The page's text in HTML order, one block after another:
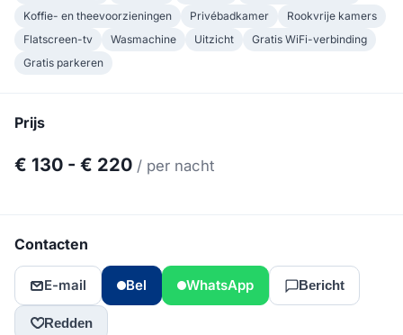
Koffie- en theevoorzieningen
Privébadkamer
Rookvrije kamers
Flatscreen-tv
Wasmachine Uitzicht
Gratis WiFi-verbinding
Gratis parkeren
Prijs
€ 130 - € 220 / per nacht
Contacten
E-mail Bel WhatsApp Bericht
Redden